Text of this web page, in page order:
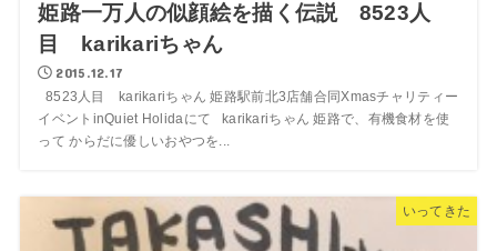
姫路一万人の似顔絵を描く伝説 8523人
目 karikariちゃん
2015.12.17
8523人目 karikariちゃん 姫路駅前北3店舗合同Xmasチャリティー
イベントinQuiet Holidaにて karikariちゃん 姫路で、有機食材を使
って からだに優しいおやつを...
いってきた